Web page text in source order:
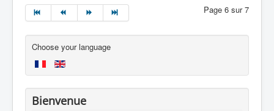
Page 6 sur 7
Choose your language
Bienvenue